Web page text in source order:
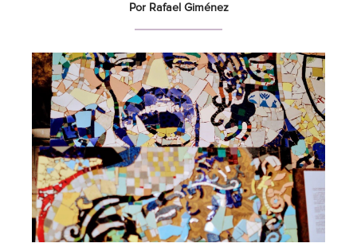
Por Rafael Giménez